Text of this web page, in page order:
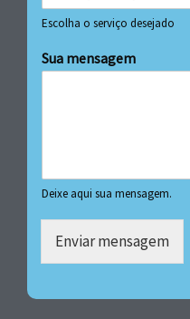
Escolha o serviço desejado
Sua mensagem
Deixe aqui sua mensagem.
Enviar mensagem